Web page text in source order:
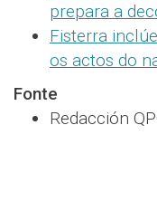
prepara a
Fisterra
os actos do
Fonte
Redacción